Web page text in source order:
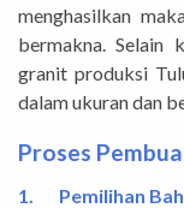
menghasilkan
bermakna. Selain
granit produksi
dalam ukuran dan
Proses
1. Pemilihan